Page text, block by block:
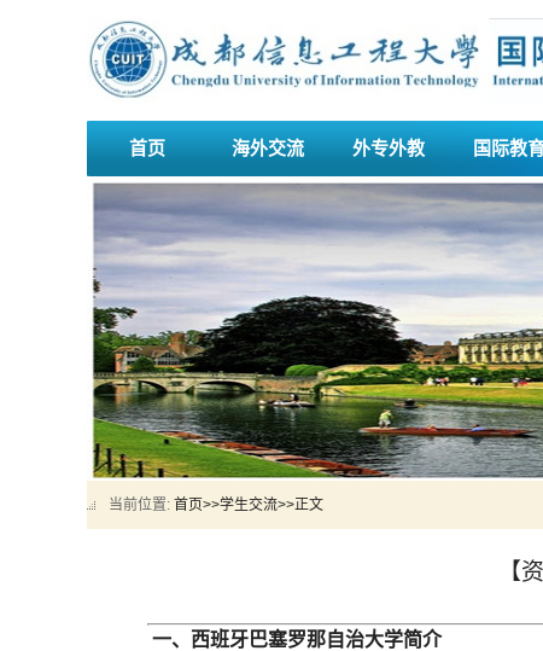
首页 海外交流 外专外教 国际教
当前位置: 首页>>学生交流>>正文
【
一、西班牙巴塞罗那自治大学简介